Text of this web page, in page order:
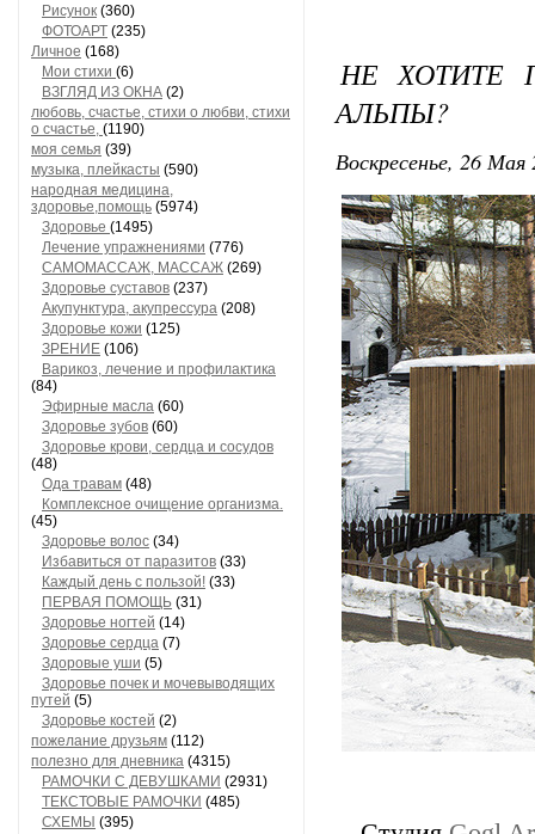
Рисунок (360)
ФОТОАРТ (235)
Личное (168)
Мои стихи (6)
ВЗГЛЯД ИЗ ОКНА (2)
любовь, счастье, стихи о любви, стихи
о счастье, (1190)
моя семья (39)
музыка, плейкасты (590)
народная медицина,
здоровье,помощь (5974)
Здоровье (1495)
Лечение упражнениями (776)
САМОМАССАЖ, МАССАЖ (269)
Здоровье суставов (237)
Акупунктура, акупрессура (208)
Здоровье кожи (125)
ЗРЕНИЕ (106)
Варикоз, лечение и профилактика
(84)
Эфирные масла (60)
Здоровье зубов (60)
Здоровье крови, сердца и сосудов
(48)
Ода травам (48)
Комплексное очищение организма.
(45)
Здоровье волос (34)
Избавиться от паразитов (33)
Каждый день с пользой! (33)
ПЕРВАЯ ПОМОЩЬ (31)
Здоровье ногтей (14)
Здоровье сердца (7)
Здоровые уши (5)
Здоровье почек и мочевыводящих
путей (5)
Здоровье костей (2)
пожелание друзьям (112)
полезно для дневника (4315)
РАМОЧКИ С ДЕВУШКАМИ (2931)
ТЕКСТОВЫЕ РАМОЧКИ (485)
СХЕМЫ (395)
НЕ
АЛЬПЫ?
Воскресенье, 26